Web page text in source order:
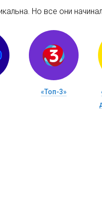
Но все они
«Топ-3»